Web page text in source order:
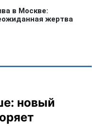
новый